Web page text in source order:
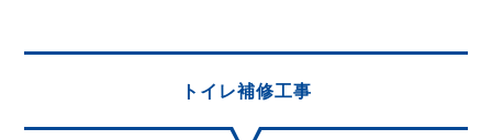
トイレ補修工事